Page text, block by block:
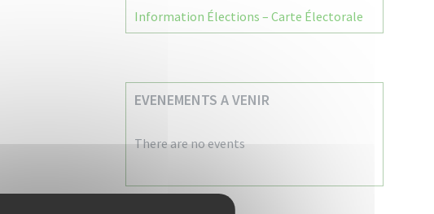
Information Élections – Carte Électorale
EVENEMENTS A VENIR
There are no events